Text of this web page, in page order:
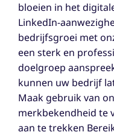
bloeien in het
LinkedIn-
bedrijfsgroei met
een sterk en
doelgroep
kunnen uw bedrijf
Maak gebruik van
merkbekendheid te
aan te trekken